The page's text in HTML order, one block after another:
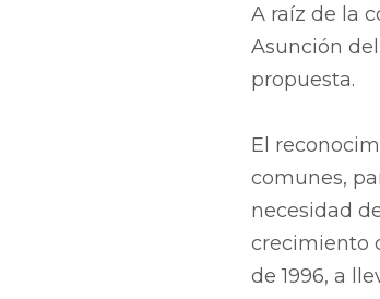
A raíz de la
Asunción
propuesta.
El
comunes,
necesidad
crecimiento
de 1996, a